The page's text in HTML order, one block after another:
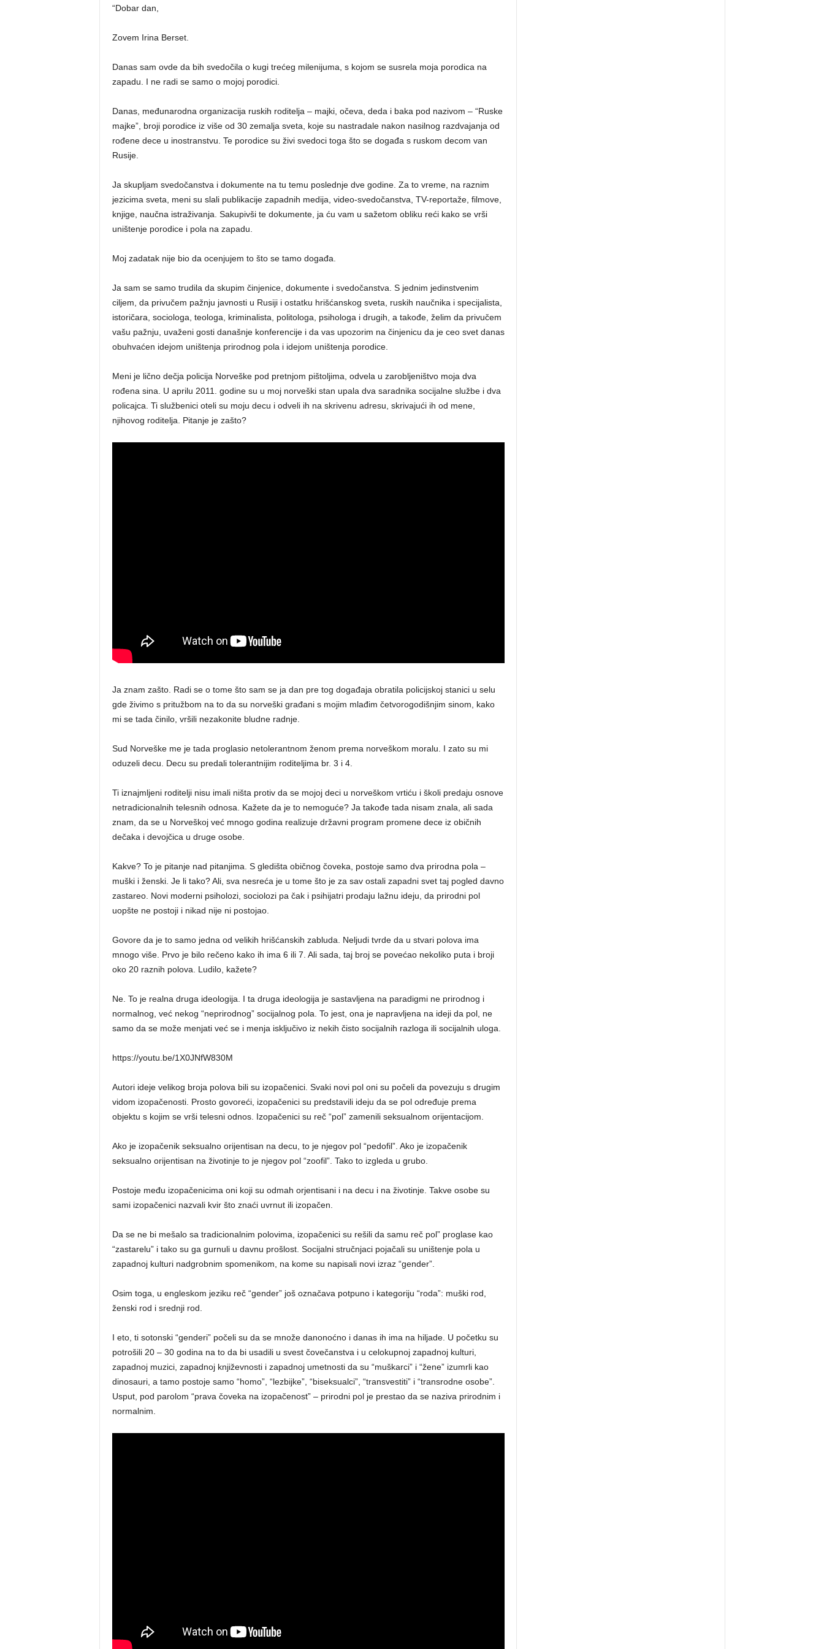
“Dobar dan,
Zovem Irina Berset.
Danas sam ovde da bih svedočila o kugi trećeg milenijuma, s kojom se susrela moja porodica na
zapadu. I ne radi se samo o mojoj porodici.
Danas, međunarodna organizacija ruskih roditelja – majki, očeva, deda i baka pod nazivom – “Ruske
majke”, broji porodice iz više od 30 zemalja sveta, koje su nastradale nakon nasilnog razdvajanja od
rođene dece u inostranstvu. Te porodice su živi svedoci toga što se događa s ruskom decom van
Rusije.
Ja skupljam svedočanstva i dokumente na tu temu poslednje dve godine. Za to vreme, na raznim
jezicima sveta, meni su slali publikacije zapadnih medija, video-svedočanstva, TV-reportaže, filmove,
knjige, naučna istraživanja. Sakupivši te dokumente, ja ću vam u sažetom obliku reći kako se vrši
uništenje porodice i pola na zapadu.
Moj zadatak nije bio da ocenjujem to što se tamo događa.
Ja sam se samo trudila da skupim činjenice, dokumente i svedočanstva. S jednim jedinstvenim
ciljem, da privučem pažnju javnosti u Rusiji i ostatku hrišćanskog sveta, ruskih naučnika i specijalista,
istoričara, sociologa, teologa, kriminalista, politologa, psihologa i drugih, a takođe, želim da privučem
vašu pažnju, uvaženi gosti današnje konferencije i da vas upozorim na činjenicu da je ceo svet danas
obuhvaćen idejom uništenja prirodnog pola i idejom uništenja porodice.
Meni je lično dečja policija Norveške pod pretnjom pištoljima, odvela u zarobljeništvo moja dva
rođena sina. U aprilu 2011. godine su u moj norveški stan upala dva saradnika socijalne službe i dva
policajca. Ti službenici oteli su moju decu i odveli ih na skrivenu adresu, skrivajući ih od mene,
njihovog roditelja. Pitanje je zašto?
Ja znam zašto. Radi se o tome što sam se ja dan pre tog događaja obratila policijskoj stanici u selu
gde živimo s pritužbom na to da su norveški građani s mojim mlađim četvorogodišnjim sinom, kako
mi se tada činilo, vršili nezakonite bludne radnje.
Sud Norveške me je tada proglasio netolerantnom ženom prema norveškom moralu. I zato su mi
oduzeli decu. Decu su predali tolerantnijim roditeljima br. 3 i 4.
Ti iznajmljeni roditelji nisu imali ništa protiv da se mojoj deci u norveškom vrtiću i školi predaju osnove
netradicionalnih telesnih odnosa. Kažete da je to nemoguće? Ja takođe tada nisam znala, ali sada
znam, da se u Norveškoj već mnogo godina realizuje državni program promene dece iz običnih
dečaka i devojčica u druge osobe.
Kakve? To je pitanje nad pitanjima. S gledišta običnog čoveka, postoje samo dva prirodna pola –
muški i ženski. Je li tako? Ali, sva nesreća je u tome što je za sav ostali zapadni svet taj pogled davno
zastareo. Novi moderni psiholozi, sociolozi pa čak i psihijatri prodaju lažnu ideju, da prirodni pol
uopšte ne postoji i nikad nije ni postojao.
Govore da je to samo jedna od velikih hrišćanskih zabluda. Neljudi tvrde da u stvari polova ima
mnogo više. Prvo je bilo rečeno kako ih ima 6 ili 7. Ali sada, taj broj se povećao nekoliko puta i broji
oko 20 raznih polova. Ludilo, kažete?
Ne. To je realna druga ideologija. I ta druga ideologija je sastavljena na paradigmi ne prirodnog i
normalnog, već nekog “neprirodnog” socijalnog pola. To jest, ona je napravljena na ideji da pol, ne
samo da se može menjati već se i menja isključivo iz nekih čisto socijalnih razloga ili socijalnih uloga.
https://youtu.be/1X0JNfW830M
Autori ideje velikog broja polova bili su izopačenici. Svaki novi pol oni su počeli da povezuju s drugim
vidom izopačenosti. Prosto govoreći, izopačenici su predstavili ideju da se pol određuje prema
objektu s kojim se vrši telesni odnos. Izopačenici su reč “pol” zamenili seksualnom orijentacijom.
Ako je izopačenik seksualno orijentisan na decu, to je njegov pol “pedofil”. Ako je izopačenik
seksualno orijentisan na životinje to je njegov pol “zoofil”. Tako to izgleda u grubo.
Postoje među izopačenicima oni koji su odmah orjentisani i na decu i na životinje. Takve osobe su
sami izopačenici nazvali kvir što znaći uvrnut ili izopačen.
Da se ne bi mešalo sa tradicionalnim polovima, izopačenici su rešili da samu reč pol” proglase kao
“zastarelu” i tako su ga gurnuli u davnu prošlost. Socijalni stručnjaci pojačali su uništenje pola u
zapadnoj kulturi nadgrobnim spomenikom, na kome su napisali novi izraz “gender”.
Osim toga, u engleskom jeziku reč “gender” još označava potpuno i kategoriju “roda”: muški rod,
ženski rod i srednji rod.
I eto, ti sotonski “genderi” počeli su da se množe danonoćno i danas ih ima na hiljade. U početku su
potrošili 20 – 30 godina na to da bi usadili u svest čovečanstva i u celokupnoj zapadnoj kulturi,
zapadnoj muzici, zapadnoj književnosti i zapadnoj umetnosti da su “muškarci” i “žene” izumrli kao
dinosauri, a tamo postoje samo “homo”, “lezbijke”, “biseksualci”, “transvestiti” i “transrodne osobe”.
Usput, pod parolom “prava čoveka na izopačenost” – prirodni pol je prestao da se naziva prirodnim i
normalnim.